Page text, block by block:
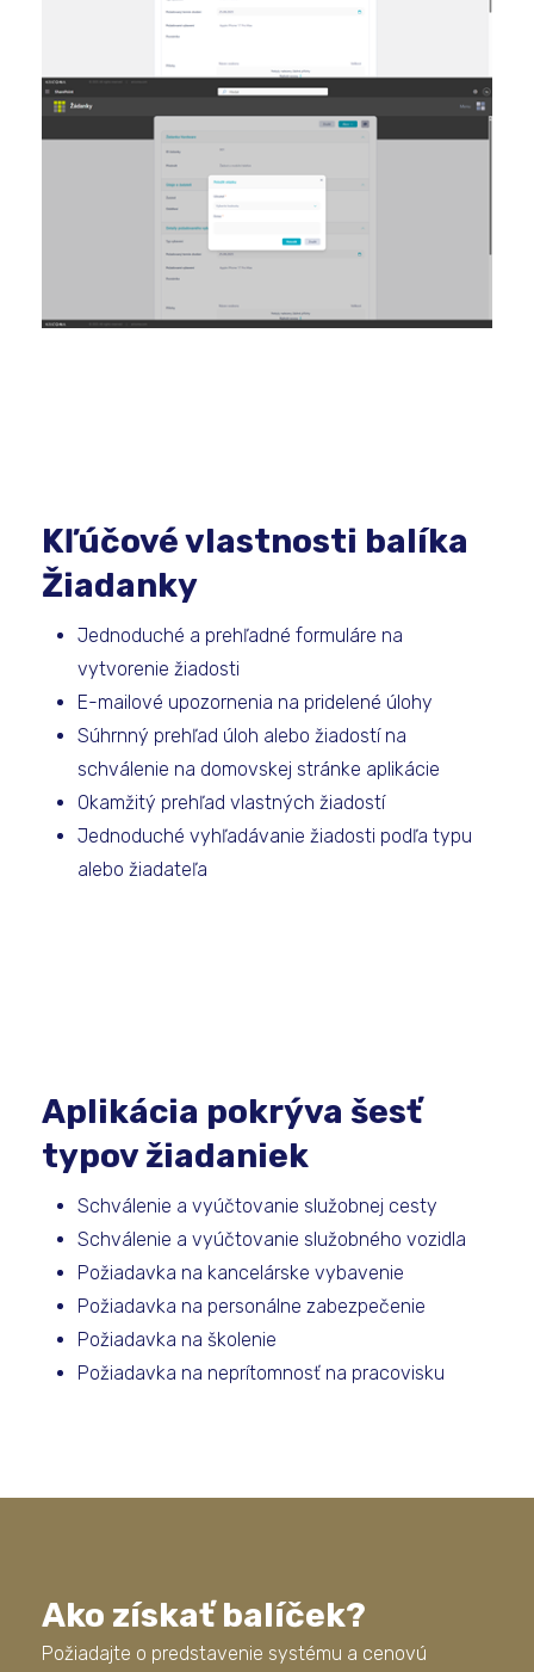
Kľúčové vlastnosti balíka
Žiadanky
Jednoduché a prehľadné formuláre na
vytvorenie žiadosti
E-mailové upozornenia na pridelené úlohy
Súhrnný prehľad úloh alebo žiadostí na
schválenie na domovskej stránke aplikácie
Okamžitý prehľad vlastných žiadostí
Jednoduché vyhľadávanie žiadosti podľa typu
alebo žiadateľa
Aplikácia pokrýva šesť
typov žiadaniek
Schválenie a vyúčtovanie služobnej cesty
Schválenie a vyúčtovanie služobného vozidla
Požiadavka na kancelárske vybavenie
Požiadavka na personálne zabezpečenie
Požiadavka na školenie
Požiadavka na neprítomnosť na pracovisku
Ako získať balíček?
Požiadajte o predstavenie systému a cenovú